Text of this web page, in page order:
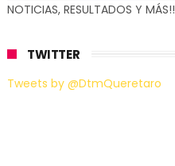
NOTICIAS, RESULTADOS Y MÁS!!
TWITTER
Tweets by @DtmQueretaro